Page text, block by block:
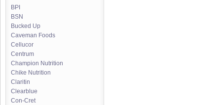
BPI
BSN
Bucked Up
Caveman Foods
Cellucor
Centrum
Champion Nutrition
Chike Nutrition
Claritin
Clearblue
Con-Cret